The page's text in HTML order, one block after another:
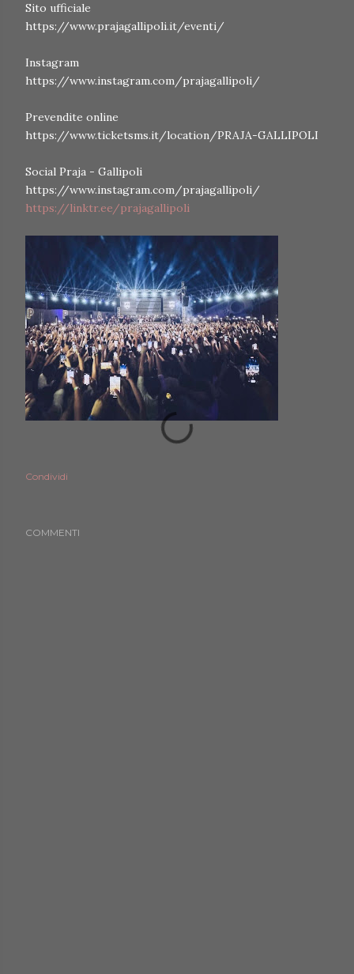
Sito ufficiale
https://www.prajagallipoli.it/eventi/
Instagram
https://www.instagram.com/prajagallipoli/
Prevendite online
https://www.ticketsms.it/location/PRAJA-GALLIPOLI
Social Praja - Gallipoli
https://www.instagram.com/prajagallipoli/
https://linktr.ee/prajagallipoli
Condividi
COMMENTI